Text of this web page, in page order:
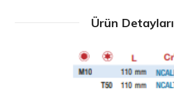
Ürün Detayları